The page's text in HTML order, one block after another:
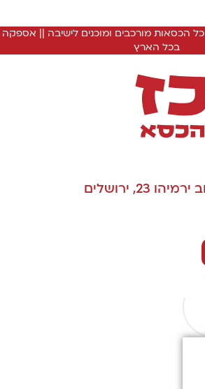
הכסאות מורכבים ומוכנים לישיבה || אספקה
בכל הארץ
23, ירושלים